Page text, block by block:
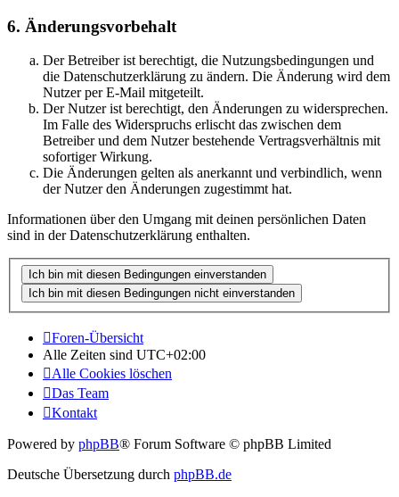
6. Änderungsvorbehalt
Der Betreiber ist berechtigt, die Nutzungsbedingungen und
die Datenschutzerklärung zu ändern. Die Änderung wird dem
Nutzer per E-Mail mitgeteilt.
Der Nutzer ist berechtigt, den Änderungen zu widersprechen.
Im Falle des Widerspruchs erlischt das zwischen dem
Betreiber und dem Nutzer bestehende Vertragsverhältnis mit
sofortiger Wirkung.
Die Änderungen gelten als anerkannt und verbindlich, wenn
der Nutzer den Änderungen zugestimmt hat.
Informationen über den Umgang mit deinen persönlichen Daten
sind in der Datenschutzerklärung enthalten.
Foren-Übersicht
Alle Zeiten sind UTC+02:00
Alle Cookies löschen
Das Team
Kontakt
Powered by phpBB® Forum Software © phpBB Limited
Deutsche Übersetzung durch phpBB.de